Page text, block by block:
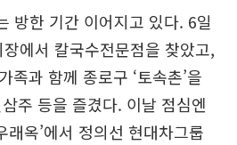
방한 기간 이어지고 있다. 6일
에서 칼국수전문점을 찾았고,
족과 함께 종로구 ‘토속촌’을
주 등을 즐겼다. 이날 점심엔
래옥’에서 정의선 현대차그룹